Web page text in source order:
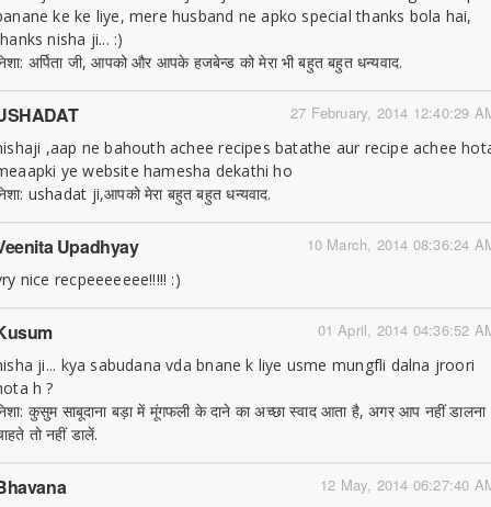
ke ke liye, mere husband ne apko special thanks bola hai,
nisha ji... :)
अर्पिता जी, आपको और आपके हजबेन्ड को मेरा भी बहुत बहुत धन्यवाद.
27 February, 2014 12:40:29
,aap ne bahouth achee recipes batathe aur recipe achee
ye website hamesha dekathi ho
ushadat ji,आपको मेरा बहुत बहुत धन्यवाद.
10 March, 2014 08:36:24
Upadhyay
nice recpeeeeeee!!!!! :)
01 April, 2014 04:36:52
ji... kya sabudana vda bnane k liye usme mungfli dalna jroori
h ?
कुसुम साबूदाना बड़ा में मूंगफली के दाने का अच्छा स्वाद आता है, अगर आप नहीं डालना
तो नहीं डालें.
12 May, 2014 06:27:40